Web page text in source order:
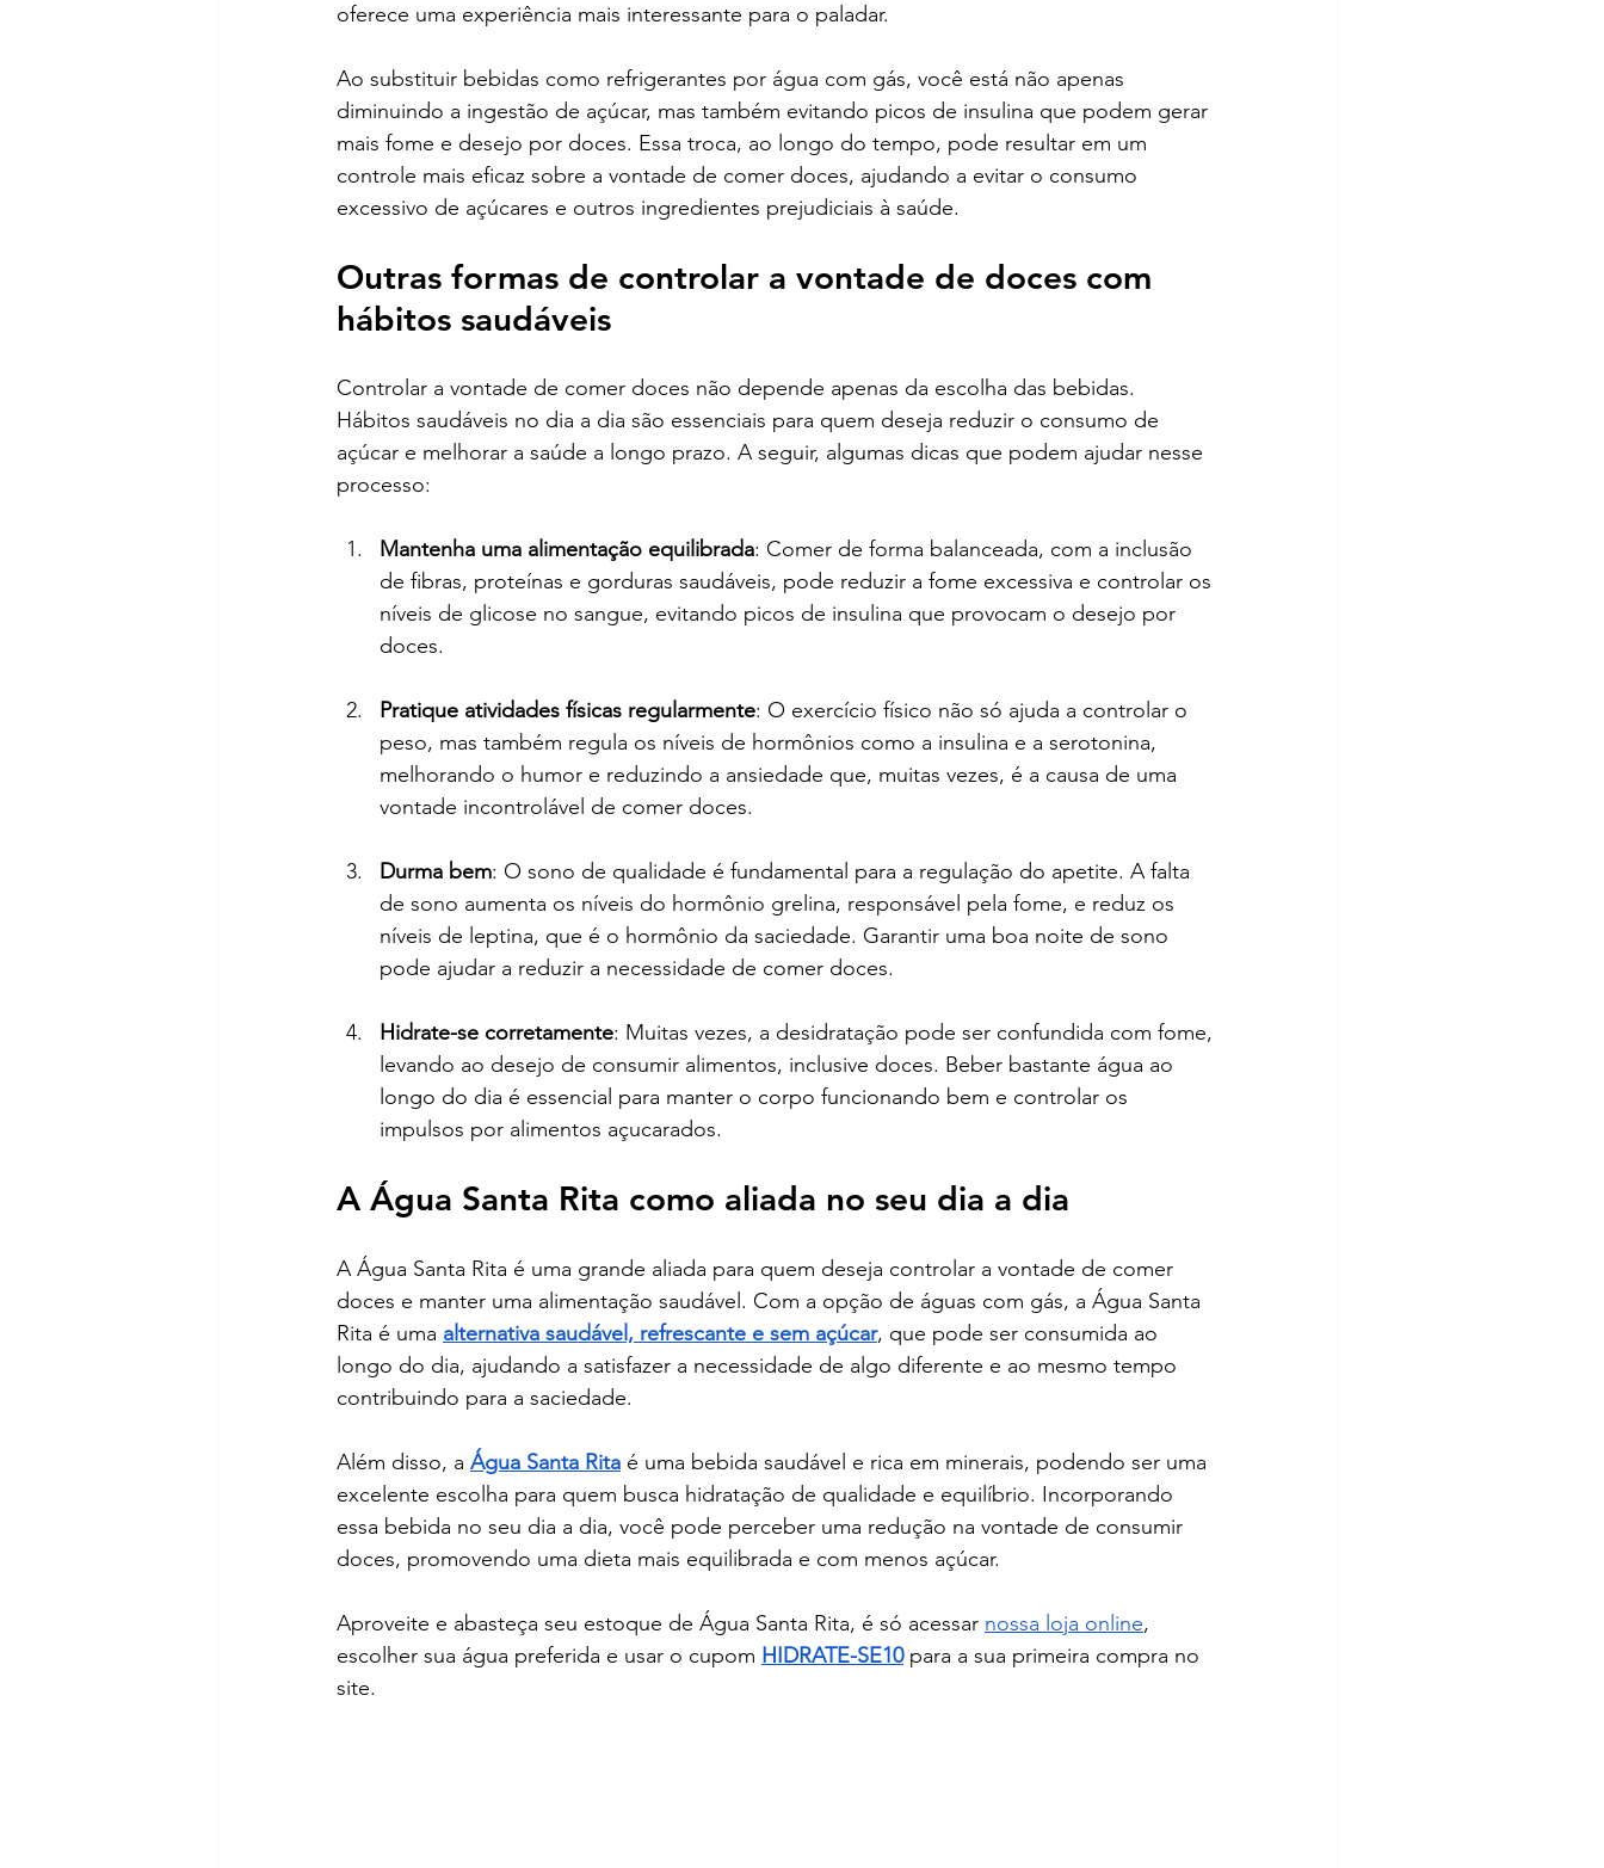
oferece uma experiência mais interessante para o paladar.
Ao substituir bebidas como refrigerantes por água com gás, você está não apenas
diminuindo a ingestão de açúcar, mas também evitando picos de insulina que podem gerar
mais fome e desejo por doces. Essa troca, ao longo do tempo, pode resultar em um
controle mais eficaz sobre a vontade de comer doces, ajudando a evitar o consumo
excessivo de açúcares e outros ingredientes prejudiciais à saúde.
Outras formas de controlar a vontade de doces com
hábitos saudáveis
Controlar a vontade de comer doces não depende apenas da escolha das bebidas.
Hábitos saudáveis no dia a dia são essenciais para quem deseja reduzir o consumo de
açúcar e melhorar a saúde a longo prazo. A seguir, algumas dicas que podem ajudar nesse
processo:
Mantenha uma alimentação equilibrada: Comer de forma balanceada, com a inclusão
de fibras, proteínas e gorduras saudáveis, pode reduzir a fome excessiva e controlar os
níveis de glicose no sangue, evitando picos de insulina que provocam o desejo por
doces.
Pratique atividades físicas regularmente: O exercício físico não só ajuda a controlar o
peso, mas também regula os níveis de hormônios como a insulina e a serotonina,
melhorando o humor e reduzindo a ansiedade que, muitas vezes, é a causa de uma
vontade incontrolável de comer doces.
Durma bem: O sono de qualidade é fundamental para a regulação do apetite. A falta
de sono aumenta os níveis do hormônio grelina, responsável pela fome, e reduz os
níveis de leptina, que é o hormônio da saciedade. Garantir uma boa noite de sono
pode ajudar a reduzir a necessidade de comer doces.
Hidrate-se corretamente: Muitas vezes, a desidratação pode ser confundida com fome,
levando ao desejo de consumir alimentos, inclusive doces. Beber bastante água ao
longo do dia é essencial para manter o corpo funcionando bem e controlar os
impulsos por alimentos açucarados.
A Água Santa Rita como aliada no seu dia a dia
A Água Santa Rita é uma grande aliada para quem deseja controlar a vontade de comer
doces e manter uma alimentação saudável. Com a opção de águas com gás, a Água Santa
Rita é uma alternativa saudável, refrescante e sem açúcar, que pode ser consumida ao
longo do dia, ajudando a satisfazer a necessidade de algo diferente e ao mesmo tempo
contribuindo para a saciedade.
Além disso, a Água Santa Rita é uma bebida saudável e rica em minerais, podendo ser uma
excelente escolha para quem busca hidratação de qualidade e equilíbrio. Incorporando
essa bebida no seu dia a dia, você pode perceber uma redução na vontade de consumir
doces, promovendo uma dieta mais equilibrada e com menos açúcar.
Aproveite e abasteça seu estoque de Água Santa Rita, é só acessar nossa loja online,
escolher sua água preferida e usar o cupom HIDRATE-SE10 para a sua primeira compra no
site.